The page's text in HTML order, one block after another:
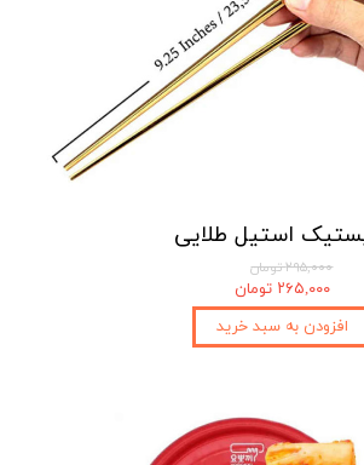
استیل طلایی
۲۹۵,۰۰۰ تومان
۲۶۵,۰۰۰ تومان
افزودن به سبد خرید